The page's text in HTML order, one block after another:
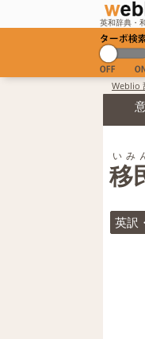
英和辞典・
Weblio
移
いみ
英訳